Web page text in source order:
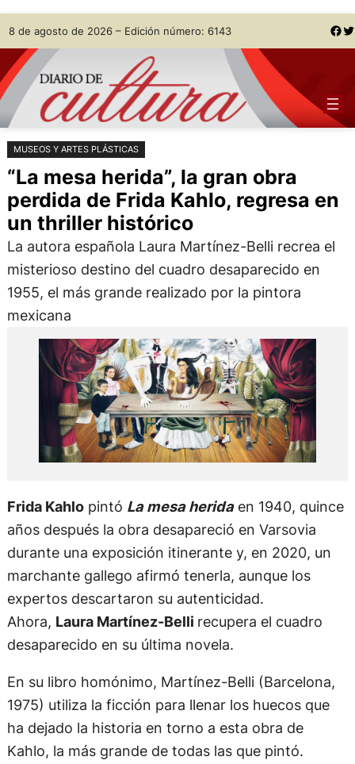
Saltar
al
contenido
Skip
to
content
8 de agosto de 2026 – Edición número: 6143 Facebook Twitter
MUSEOS Y ARTES PLÁSTICAS
“La mesa herida”, la gran obra
perdida de Frida Kahlo, regresa en
un thriller histórico
La autora española Laura Martínez-Belli recrea el
misterioso destino del cuadro desaparecido en
1955, el más grande realizado por la pintora
mexicana
Frida Kahlopintó La mesa heridaen 1940, quince
años después la obra desapareció en Varsovia
durante una exposición itinerante y, en 2020, un
marchante gallego afirmó tenerla, aunque los
expertos descartaron su autenticidad.
Ahora, Laura Martínez-Belli recupera el cuadro
desaparecido en su última novela.
En su libro homónimo, Martínez-Belli (Barcelona,
1975) utiliza la ficción para llenar los huecos que
ha dejado la historia en torno a esta obra de
Kahlo, la más grande de todas las que pintó.